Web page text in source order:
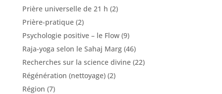
Prière universelle de 21 h (2)
Prière-pratique(2)
Psychologie positive – le Flow(9)
Raja-yoga selon le Sahaj Marg(46)
Recherches sur la science divine(22)
Régénération (nettoyage)(2)
Région (7)